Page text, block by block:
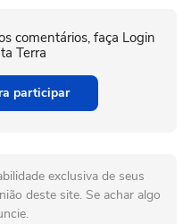
comentários, faça Login
Terra
participar
exclusiva de seus
deste site. Se achar algo